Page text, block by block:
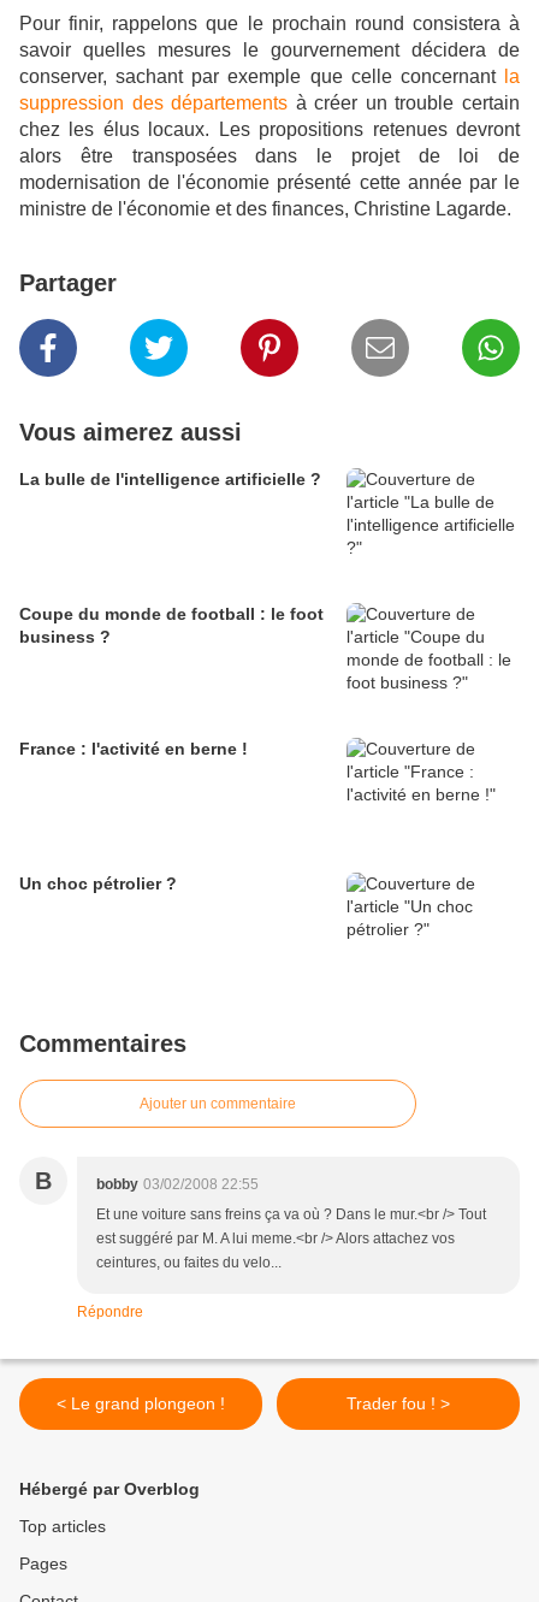
Pour finir, rappelons que le prochain round consistera à
savoir quelles mesures le gourvernement décidera de
conserver, sachant par exemple que celle concernant
la
suppression des départements à créer un trouble certain
chez les élus locaux. Les propositions retenues devront
alors être transposées dans le projet de loi de
modernisation de l'économie présenté cette année par le
ministre de l'économie et des finances, Christine Lagarde.
Partager
Vous aimerez aussi
La bulle de l'intelligence artificielle ?
Coupe du monde de football : le foot
business ?
France : l'activité en berne !
Un choc pétrolier ?
Commentaires
Ajouter un commentaire
B bobby 03/02/2008 22:55
Et une voiture sans freins ça va où ? Dans le mur.<br /> Tout
est suggéré par M. A lui meme.<br /> Alors attachez vos
ceintures, ou faites du velo...
Répondre
< Le grand plongeon ! Trader fou ! >
Hébergé par Overblog
Top articles
Pages